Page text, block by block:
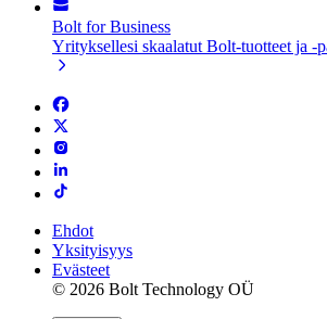
Bolt for Business
Yrityksellesi skaalatut Bolt-tuotteet ja -
Ehdot
Yksityisyys
Evästeet
© 2026 Bolt Technology OÜ